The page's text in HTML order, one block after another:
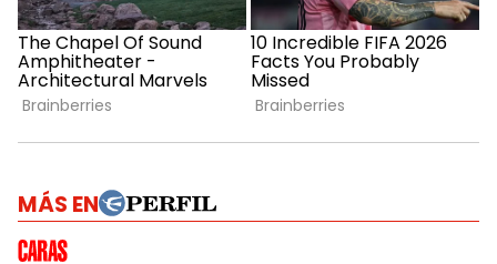
MÁS EN